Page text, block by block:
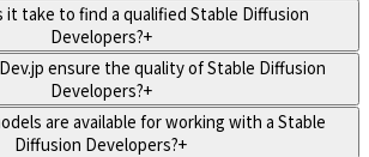
it take to find a qualified Stable Diffusion
Developers?+
ensure the quality of Stable Diffusion
Developers?+
are available for working with a Stable
Diffusion Developers?+